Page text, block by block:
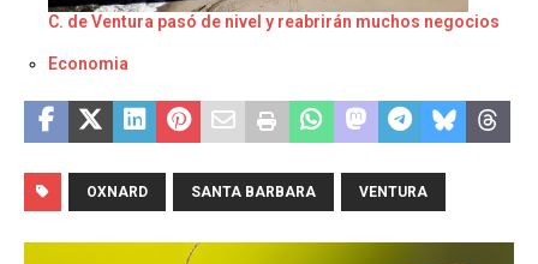
C. de Ventura pasó de nivel y reabrirán muchos negocios
Respecto a
Economia
OXNARD SANTA BARBARA VENTURA